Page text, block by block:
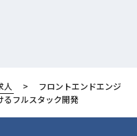
人
フロントエンドエンジ
るフルスタック開発